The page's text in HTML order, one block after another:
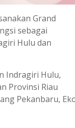
Grand
sebagai
Hulu dan
Indragiri Hulu,
Provinsi Riau
Pekanbaru,